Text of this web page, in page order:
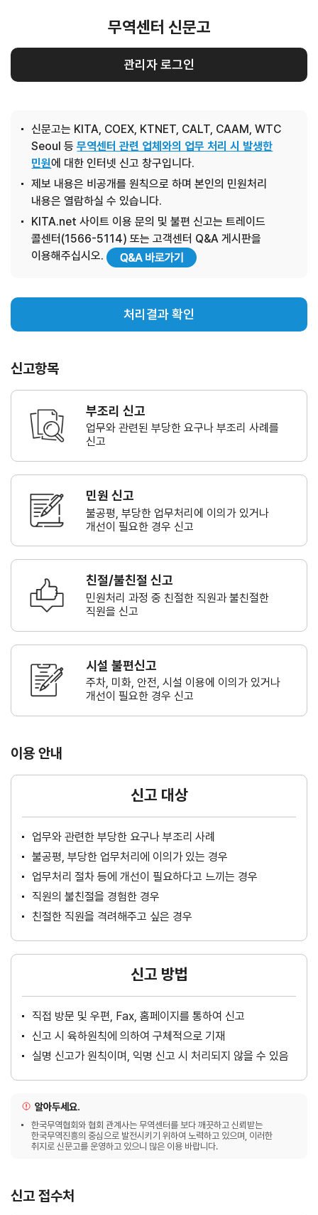
무역센터 신문고
관리자 로그인
신문고는 KITA, COEX, KTNET, CALT, CAAM, WTC
Seoul 등무역센터 관련 업체와의 업무 처리 시 발생한
민원에 대한 인터넷 신고 창구입니다.
제보 내용은 비공개를 원칙으로 하며 본인의 민원처리
내용은 열람하실 수 있습니다.
KITA.net 사이트 이용 문의 및 불편 신고는 트레이드
콜센터(1566-5114) 또는 고객센터 Q&A 게시판을
이용해주십시오.
처리결과 확인
신고항목
부조리 신고
업무와 관련된 부당한 요구나 부조리 사례를
신고
민원 신고
불공평, 부당한 업무처리에 이의가 있거나
개선이 필요한 경우 신고
친절/불친절 신고
민원처리 과정 중 친절한 직원과불친절한
직원을 신고
시설 불편신고
주차, 미화, 안전, 시설 이용에 이의가 있거나
개선이 필요한 경우 신고
이용 안내
신고 대상
업무와 관련한 부당한 요구나 부조리 사례
불공평, 부당한 업무처리에 이의가 있는 경우
업무처리 절차 등에 개선이 필요하다고 느끼는 경우
직원의 불친절을 경험한 경우
친절한 직원을 격려해주고 싶은 경우
신고 방법
직접 방문 및 우편, Fax, 홈페이지를 통하여 신고
신고 시 육하원칙에 의하여 구체적으로 기재
실명 신고가 원칙이며, 익명 신고 시 처리되지 않을 수 있음
알아두세요.
한국무역협회와 협회 관계사는 무역센터를 보다 깨끗하고 신뢰받는
한국무역진흥의 중심으로 발전시키기 위하여 노력하고 있으며, 이러한
취지로 신문고를 운영하고 있으니 많은 이용 바랍니다.
신고 접수처